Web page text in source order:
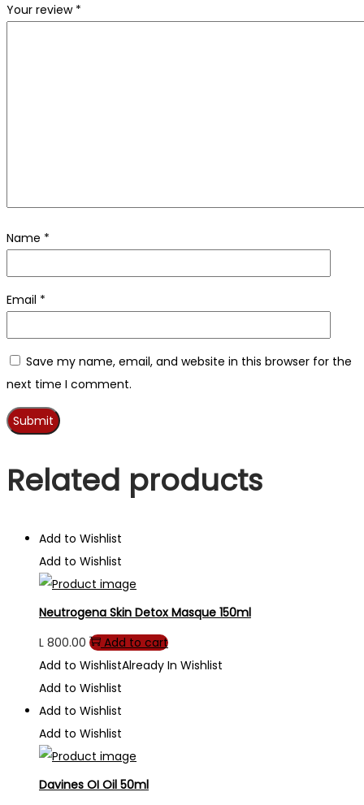
Your review *
Name *
Email *
Save my name, email, and website in this browser for the
next time I comment.
Related products
Add to Wishlist
Add to Wishlist
Neutrogena Skin Detox Masque 150ml
L 800.00
Add to cart
Add to WishlistAlready In Wishlist
Add to Wishlist
Add to Wishlist
Add to Wishlist
Davines OI Oil 50ml